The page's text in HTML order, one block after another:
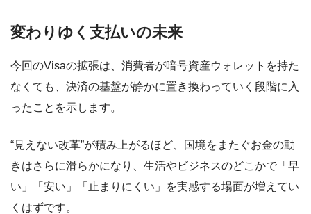
変わりゆく支払いの未来
今回のVisaの拡張は、消費者が暗号資産ウォレットを持た
なくても、決済の基盤が静かに置き換わっていく段階に入
ったことを示します。
“見えない改革”が積み上がるほど、国境をまたぐお金の動
きはさらに滑らかになり、生活やビジネスのどこかで「早
い」「安い」「止まりにくい」を実感する場面が増えてい
くはずです。